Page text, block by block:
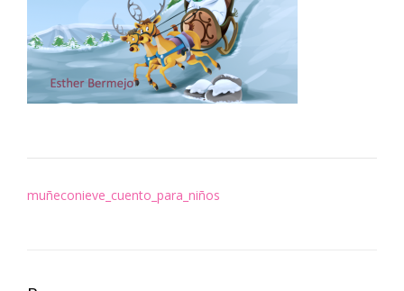
Navegación
muñeconieve_cuento_para_niños